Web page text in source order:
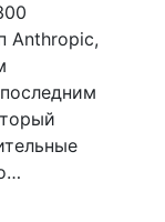
Anthropic,